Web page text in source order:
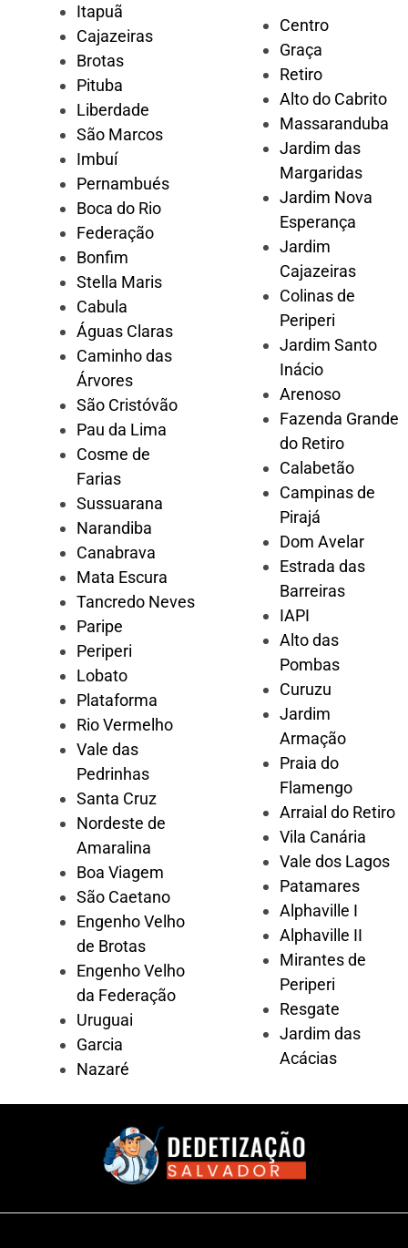
Itapuã
Cajazeiras
Brotas
Pituba
Liberdade
São Marcos
Imbuí
Pernambués
Boca do Rio
Federação
Bonfim
Stella Maris
Cabula
Águas Claras
Caminho das
Árvores
São Cristóvão
Pau da Lima
Cosme de
Farias
Sussuarana
Narandiba
Canabrava
Mata Escura
Tancredo Neves
Paripe
Periperi
Lobato
Plataforma
Rio Vermelho
Vale das
Pedrinhas
Santa Cruz
Nordeste de
Amaralina
Boa Viagem
São Caetano
Engenho Velho
de Brotas
Engenho Velho
da Federação
Uruguai
Garcia
Nazaré
Centro
Graça
Retiro
Alto do Cabrito
Massaranduba
Jardim das
Margaridas
Jardim Nova
Esperança
Jardim
Cajazeiras
Colinas de
Periperi
Jardim Santo
Inácio
Arenoso
Fazenda Grande
do Retiro
Calabetão
Campinas de
Pirajá
Dom Avelar
Estrada das
Barreiras
IAPI
Alto das
Pombas
Curuzu
Jardim
Armação
Praia do
Flamengo
Arraial do Retiro
Vila Canária
Vale dos Lagos
Patamares
Alphaville I
Alphaville II
Mirantes de
Periperi
Resgate
Jardim das
Acácias